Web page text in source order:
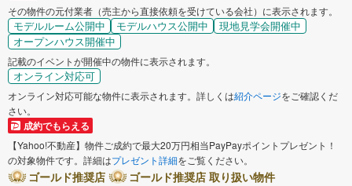
その物件の元付業者（売主から直接依頼を受けている会社）に表示されます。
モデルルーム公開中 モデルハウス公開中
現地見学会開催中
オープンハウス開催中
記載のイベントが開催中の物件に表示されます。
オンライン対応可
オンライン対応可能な物件に表示されます。詳しくは紹介ページをご確認くだ
さい。
成約でもらえる
【Yahoo!不動産】物件ご成約で最大20万円相当PayPayポイントプレゼント！
の対象物件です。詳細はプレゼント詳細をご覧ください。
ゴールド推奨店
ゴールド推奨店 取り扱い物件